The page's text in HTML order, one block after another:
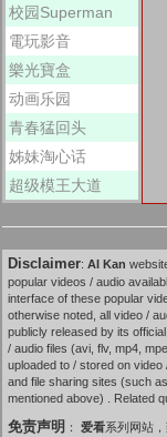
校园Superman
電玩影音
樂光寶盒
动画乐园
青春猛回头
姊妹淘心话
超级模王大道
Disclaimer: AI Kan
popular videos / audio
interface of these popular
otherwise noted, all video /
publicly released by its
/ audio files (avi, flv, mp4,
uploaded to / stored on
and file sharing sites (such as
mentioned above) . Related
免责声明 ： 爱看系列网站